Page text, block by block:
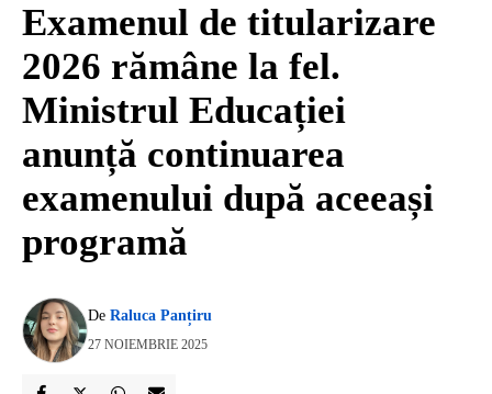
Examenul de titularizare
2026 rămâne la fel.
Ministrul Educației
anunță continuarea
examenului după aceeași
programă
De Raluca Panțiru
27 NOIEMBRIE 2025